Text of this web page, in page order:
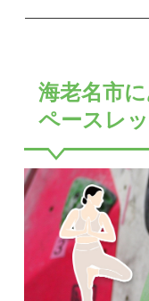
海老名市
ペースレ